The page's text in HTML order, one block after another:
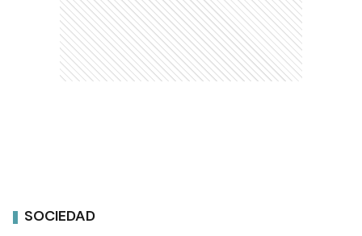
SOCIEDAD